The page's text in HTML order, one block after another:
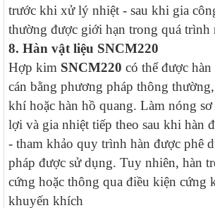
trước khi xử lý nhiệt - sau khi gia
thường được giới hạn trong quá trình
8. Hàn vật liệu SNCM220
Hợp kim SNCM220 có thể được
cán bằng phương pháp thông
khí hoặc hàn hồ quang. Làm nóng
lợi và gia nhiệt tiếp theo sau khi hàn
- tham khảo quy trình hàn được phê
pháp được sử dụng. Tuy nhiên, hàn
cứng hoặc thông qua điều kiện cứng
khuyến khích